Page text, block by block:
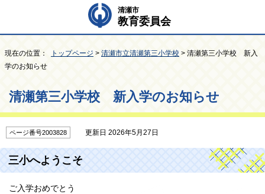
清瀬市
教育委員会
現在の位置： トップページ > 清瀬市立清瀬第三小学校 > 清瀬第三小学校 新入
学のお知らせ
清瀬第三小学校 新入学のお知らせ
ページ番号2003828 更新日 2026年5月27日
三小へようこそ
ご入学おめでとう